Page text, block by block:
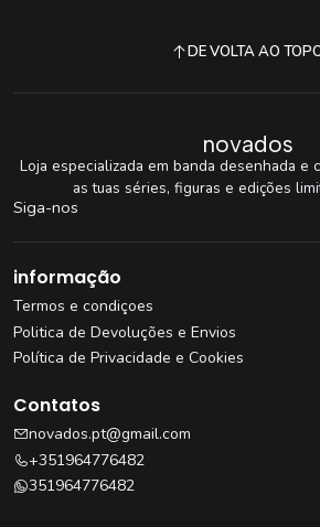
DE VOLTA AO
novados
Loja especializada em banda desenhada e
as tuas séries, figuras e edições
Siga-nos
informação
Termos e condiçoes
Politica de Devoluções e Envios
Política de Privacidade e Cookies
Contatos
novados.pt@gmail.com
+351964776482
351964776482